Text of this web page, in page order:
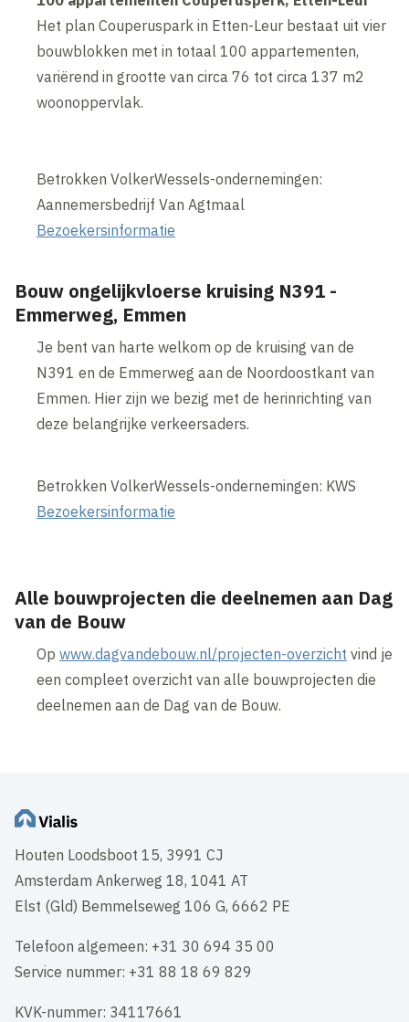
Het plan Couperuspark in Etten-Leur bestaat uit vier
bouwblokken met in totaal 100 appartementen,
variërend in grootte van circa 76 tot circa 137 m2
woonoppervlak.
Betrokken VolkerWessels-ondernemingen:
Aannemersbedrijf Van Agtmaal
Bezoekersinformatie
Bouw ongelijkvloerse kruising N391 -
Emmerweg, Emmen
Je bent van harte welkom op de kruising van de
N391 en de Emmerweg aan de Noordoostkant van
Emmen. Hier zijn we bezig met de herinrichting van
deze belangrijke verkeersaders.
Betrokken VolkerWessels-ondernemingen: KWS
​​​​​​​Bezoekersinformatie
Alle bouwprojecten die deelnemen aan Dag
van de Bouw
Opwww.dagvandebouw.nl/projecten-overzicht vind je
een compleet overzicht van alle bouwprojecten die
deelnemen aan de Dag van de Bouw.
Houten Loodsboot 15, 3991 CJ
Amsterdam Ankerweg 18, 1041 AT
Elst (Gld) Bemmelseweg 106 G, 6662 PE
Telefoon algemeen: +31 30 694 35 00
Service nummer: +31 88 18 69 829
KVK-nummer: 34117661